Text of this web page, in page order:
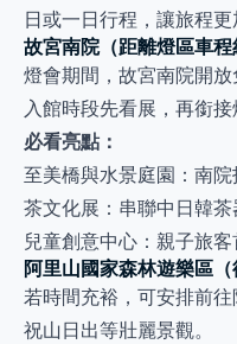
日或一日行程，讓旅程更
故宮南院（距離燈區車程
燈會期間，故宮南院開
入館時段先看展，再銜接
必看亮點：
至美橋與水景庭園：南
茶文化展：串聯中日韓
兒童創意中心：親子旅客
阿里山國家森林遊樂區（
若時間充裕，可安排前往
祝山日出等壯麗景觀。